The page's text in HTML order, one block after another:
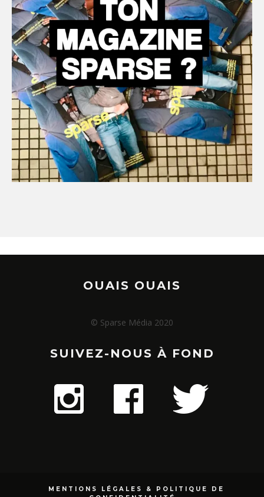
OUAIS OUAIS
© Sparse Média 2020
SUIVEZ-NOUS À FOND
MENTIONS LÉGALES & POLITIQUE DE